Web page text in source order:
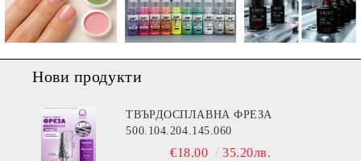
Нови продукти
ТВЪРДОСПЛАВНА ФРЕЗА
500.104.204.145.060
€18.00 35.20лв.